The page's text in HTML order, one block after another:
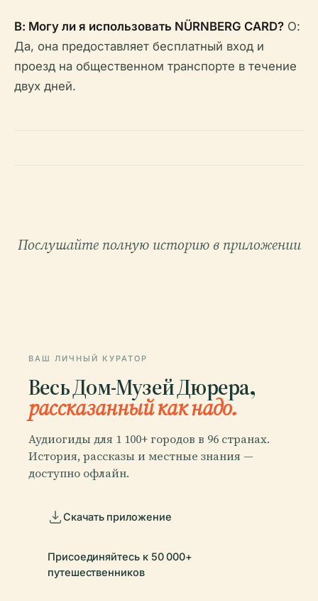
В: Могу ли я использовать NÜRNBERG CARD? О:
Да, она предоставляет бесплатный вход и
проезд на общественном транспорте в течение
двух дней.
Послушайте полную историю в приложении
ВАШ ЛИЧНЫЙ КУРАТОР
Весь Дом-Музей Дюрера,
рассказанный как надо.
Аудиогиды для 1 100+ городов в 96 странах.
История, рассказы и местные знания —
доступно офлайн.
Скачать приложение
Присоединяйтесь к 50 000+
путешественников